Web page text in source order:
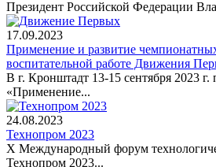
Президент Российской Федерации
17.09.2023
Применение и развитие
воспитательной работе Движения
В г. Кронштадт 13-15 сентября 2023
«Применение...
24.08.2023
Технопром 2023
X Международный форум
Технопром 2023...